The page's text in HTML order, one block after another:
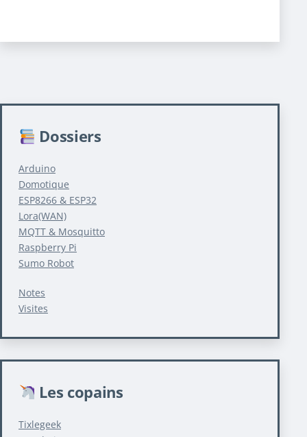
Dossiers
Arduino
Domotique
ESP8266 & ESP32
Lora(WAN)
MQTT & Mosquitto
Raspberry Pi
Sumo Robot
Notes
Visites
Les copains
Tixlegeek